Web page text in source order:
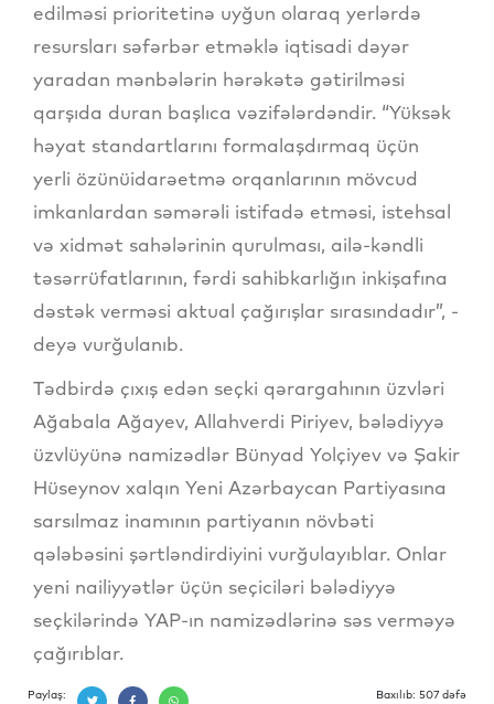
edilməsi prioritetinə uyğun olaraq yerlərdə
resursları səfərbər etməklə iqtisadi dəyər
yaradan mənbələrin hərəkətə gətirilməsi
qarşıda duran başlıca vəzifələrdəndir. “Yüksək
həyat standartlarını formalaşdırmaq üçün
yerli özünüidarəetmə orqanlarının mövcud
imkanlardan səmərəli istifadə etməsi, istehsal
və xidmət sahələrinin qurulması, ailə-kəndli
təsərrüfatlarının, fərdi sahibkarlığın inkişafına
dəstək verməsi aktual çağırışlar sırasındadır”, -
deyə vurğulanıb.
Tədbirdə çıxış edən seçki qərargahının üzvləri
Ağabala Ağayev, Allahverdi Piriyev, bələdiyyə
üzvlüyünə namizədlər Bünyad Yolçiyev və Şakir
Hüseynov xalqın Yeni Azərbaycan Partiyasına
sarsılmaz inamının partiyanın növbəti
qələbəsini şərtləndirdiyini vurğulayıblar. Onlar
yeni nailiyyətlər üçün seçiciləri bələdiyyə
seçkilərində YAP-ın namizədlərinə səs verməyə
çağırıblar.
Paylaş: Baxılıb: 507 dəfə